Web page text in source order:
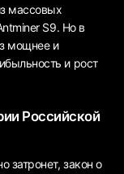
массовых
S9. Но в
мощнее и
и рост
Российской
затронет, закон о